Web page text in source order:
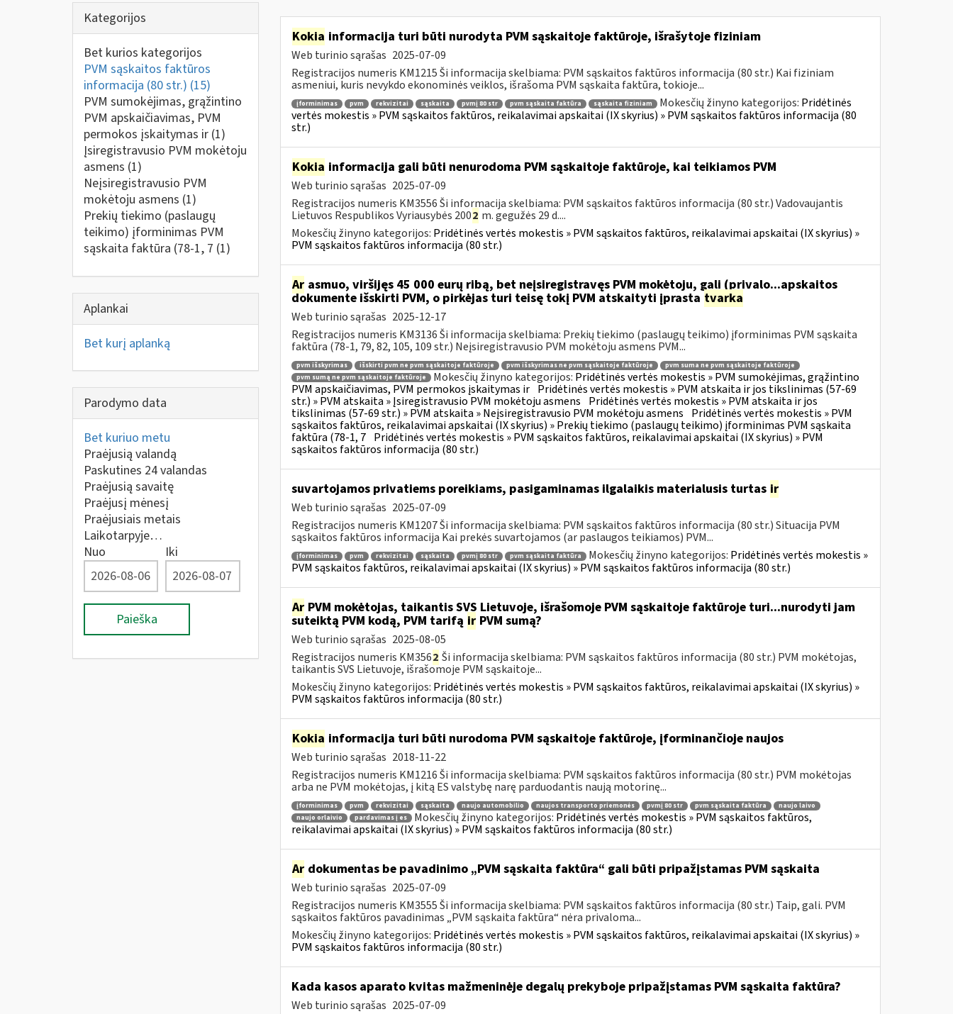
Kategorijos
Bet kurios kategorijos
PVM sąskaitos faktūros
informacija (80 str.) (15)
PVM sumokėjimas, grąžintino
PVM apskaičiavimas, PVM
permokos įskaitymas ir (1)
Įsiregistravusio PVM mokėtoju
asmens (1)
Neįsiregistravusio PVM
mokėtoju asmens (1)
Prekių tiekimo (paslaugų
teikimo) įforminimas PVM
sąskaita faktūra (78-1, 7 (1)
Aplankai
Bet kurį aplanką
Parodymo data
Bet kuriuo metu
Praėjusią valandą
Paskutines 24 valandas
Praėjusią savaitę
Praėjusį mėnesį
Praėjusiais metais
Laikotarpyje…
Nuo
Iki
Paieška
Kokia informacija turi būti nurodyta PVM sąskaitoje faktūroje, išrašytoje fiziniam
Web turinio sąrašas 2025-07-09
Registracijos numeris KM1215 Ši informacija skelbiama: PVM sąskaitos faktūros informacija (80 str.) Kai fiziniam
asmeniui, kuris nevykdo ekonominės veiklos, išrašoma PVM sąskaita faktūra, tokioje...
įforminimas pvm rekvizitai sąskaita pvmį 80 str pvm sąskaita faktūra sąskaita fiziniam Mokesčių žinyno kategorijos: Pridėtinės
vertės mokestis » PVM sąskaitos faktūros, reikalavimai apskaitai (IX skyrius) » PVM sąskaitos faktūros informacija (80
str.)
Kokia informacija gali būti nenurodoma PVM sąskaitoje faktūroje, kai teikiamos PVM
Web turinio sąrašas 2025-07-09
Registracijos numeris KM3556 Ši informacija skelbiama: PVM sąskaitos faktūros informacija (80 str.) Vadovaujantis
Lietuvos Respublikos Vyriausybės 2002 m. gegužės 29 d....
Mokesčių žinyno kategorijos: Pridėtinės vertės mokestis » PVM sąskaitos faktūros, reikalavimai apskaitai (IX skyrius) »
PVM sąskaitos faktūros informacija (80 str.)
Arasmuo, viršijęs 45 000 eurų ribą, bet neįsiregistravęs PVM mokėtoju, gali (privalo...apskaitos
dokumente išskirti PVM, o pirkėjas turi teisę tokį PVM atskaityti įprasta tvarka
Web turinio sąrašas 2025-12-17
Registracijos numeris KM3136 Ši informacija skelbiama: Prekių tiekimo (paslaugų teikimo) įforminimas PVM sąskaita
faktūra (78-1, 79, 82, 105, 109 str.) Neįsiregistravusio PVM mokėtoju asmens PVM...
pvm išskyrimas išskirti pvm ne pvm sąskaitoje faktūroje pvm išskyrimas ne pvm sąskaitoje faktūroje
pvm suma ne pvm sąskaitoje faktūroje
pvm sumą ne pvm sąskaitoje faktūroje
Mokesčių žinyno kategorijos: Pridėtinės vertės mokestis » PVM sumokėjimas, grąžintino
PVM apskaičiavimas, PVM permokos įskaitymas ir Pridėtinės vertės mokestis » PVM atskaita ir jos tikslinimas (57-69
str.) » PVM atskaita » Įsiregistravusio PVM mokėtoju asmens Pridėtinės vertės mokestis » PVM atskaita ir jos
tikslinimas (57-69 str.) » PVM atskaita » Neįsiregistravusio PVM mokėtoju asmens Pridėtinės vertės mokestis » PVM
sąskaitos faktūros, reikalavimai apskaitai (IX skyrius) » Prekių tiekimo (paslaugų teikimo) įforminimas PVM sąskaita
faktūra (78-1, 7 Pridėtinės vertės mokestis » PVM sąskaitos faktūros, reikalavimai apskaitai (IX skyrius) » PVM
sąskaitos faktūros informacija (80 str.)
suvartojamos privatiems poreikiams, pasigaminamas ilgalaikis materialusis turtas ir
Web turinio sąrašas 2025-07-09
Registracijos numeris KM1207 Ši informacija skelbiama: PVM sąskaitos faktūros informacija (80 str.) Situacija PVM
sąskaitos faktūros informacija Kai prekės suvartojamos (ar paslaugos teikiamos) PVM...
įforminimas pvm rekvizitai sąskaita pvmį 80 str pvm sąskaita faktūra Mokesčių žinyno kategorijos: Pridėtinės vertės mokestis »
PVM sąskaitos faktūros, reikalavimai apskaitai (IX skyrius) » PVM sąskaitos faktūros informacija (80 str.)
ArPVM mokėtojas, taikantis SVS Lietuvoje, išrašomoje PVM sąskaitoje faktūroje turi...nurodyti jam
suteiktą PVM kodą, PVM tarifą irPVM sumą?
Web turinio sąrašas 2025-08-05
Registracijos numeris KM3562 Ši informacija skelbiama: PVM sąskaitos faktūros informacija (80 str.) PVM mokėtojas,
taikantis SVS Lietuvoje, išrašomoje PVM sąskaitoje...
Mokesčių žinyno kategorijos: Pridėtinės vertės mokestis » PVM sąskaitos faktūros, reikalavimai apskaitai (IX skyrius) »
PVM sąskaitos faktūros informacija (80 str.)
Kokia informacija turi būti nurodoma PVM sąskaitoje faktūroje, įforminančioje naujos
Web turinio sąrašas 2018-11-22
Registracijos numeris KM1216 Ši informacija skelbiama: PVM sąskaitos faktūros informacija (80 str.) PVM mokėtojas
arba ne PVM mokėtojas, į kitą ES valstybę narę parduodantis naują motorinę...
įforminimas pvm rekvizitai sąskaita naujo automobilio naujos transporto priemonės pvmį 80 str pvm sąskaita faktūra
naujo laivo
naujo orlaivio
pardavimas į es Mokesčių žinyno kategorijos: Pridėtinės vertės mokestis » PVM sąskaitos faktūros,
reikalavimai apskaitai (IX skyrius) » PVM sąskaitos faktūros informacija (80 str.)
Ardokumentas be pavadinimo „PVM sąskaita faktūra“ gali būti pripažįstamas PVM sąskaita
Web turinio sąrašas 2025-07-09
Registracijos numeris KM3555 Ši informacija skelbiama: PVM sąskaitos faktūros informacija (80 str.) Taip, gali. PVM
sąskaitos faktūros pavadinimas „PVM sąskaita faktūra“ nėra privaloma...
Mokesčių žinyno kategorijos: Pridėtinės vertės mokestis » PVM sąskaitos faktūros, reikalavimai apskaitai (IX skyrius) »
PVM sąskaitos faktūros informacija (80 str.)
Kada kasos aparato kvitas mažmeninėje degalų prekyboje pripažįstamas PVM sąskaita faktūra?
Web turinio sąrašas 2025-07-09